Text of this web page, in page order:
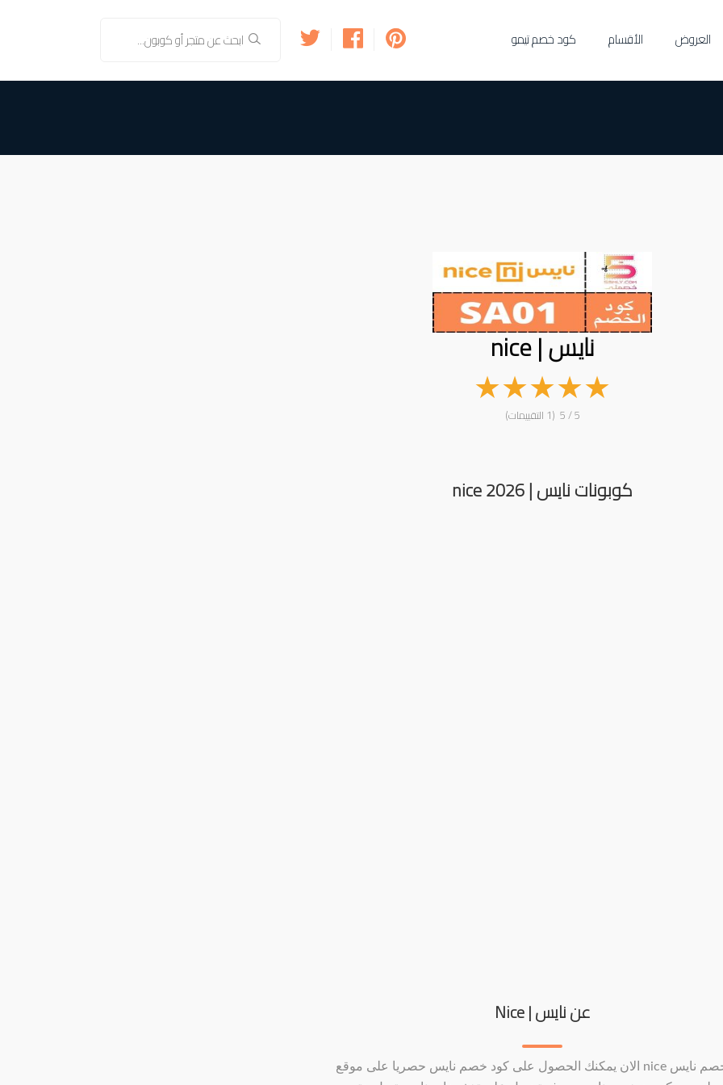
العروض الأقسام كود خصم تيمو
نايس | nice
★
★
★
★
★ 5 / 5 (1 التقييمات)
كوبونات نايس | nice 2026
عن نايس | Nice
كود خصم نايس nice الان يمكنك الحصول على كود خصم نايس حصريا على موقع